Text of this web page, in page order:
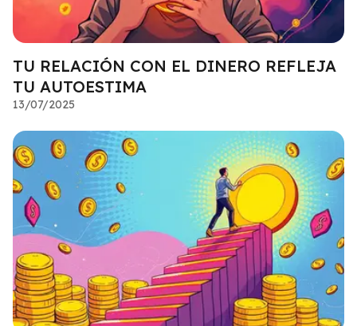
TU RELACIÓN CON EL DINERO REFLEJA
TU AUTOESTIMA
13/07/2025